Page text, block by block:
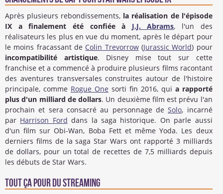
Après plusieurs rebondissements, la réalisation de l'épisode
IX a finalement été confiée à J.J. Abrams, l'un des
réalisateurs les plus en vue du moment, après le départ pour
le moins fracassant de Colin Trevorrow(Jurassic World) pour
incompatibilité artistique. Disney mise tout sur cette
franchise et a commencé à produire plusieurs films racontant
des aventures transversales construites autour de l'histoire
principale, comme Rogue One sorti fin 2016, qui a rapporté
plus d'un milliard de dollars. Un deuxième film est prévu l'an
prochain et sera consacré au personnage deSolo, incarné
par Harrison Ford dans la saga historique. On parle aussi
d'un film sur Obi-Wan, Boba Fett et même Yoda. Les deux
derniers films de la saga Star Wars ont rapporté 3 milliards
de dollars, pour un total de recettes de 7,5 milliards depuis
les débuts de Star Wars.
Tout ça pour du streaming